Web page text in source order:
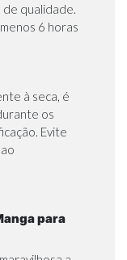
qualidade.
6 horas
à seca, é
os
Evite
para